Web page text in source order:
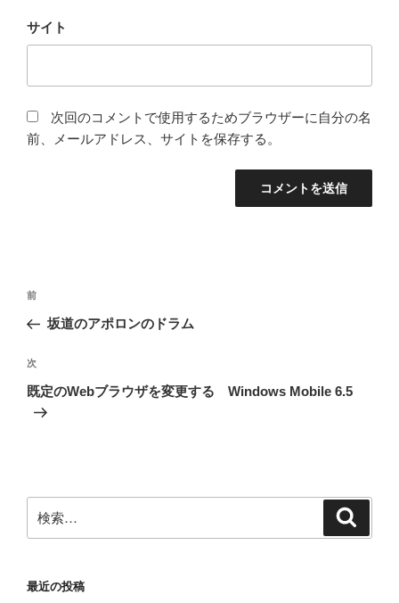
サイト
次回のコメントで使用するためブラウザーに自分の名
前、メールアドレス、サイトを保存する。
投
ナ
ビ
ゲ
ー
前
の
稿
前
坂道のアポロンのドラム
次
の
次
既定のWebブラウザを変更する Windows Mobile 6.5
索:
最近の投稿